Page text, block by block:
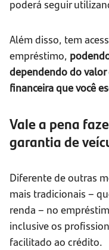
poderá seguir
Além disso, tem
empréstimo,
dependendo do
financeira que você
Vale a pena
garantia de
Diferente de outras
mais tradicionais –
renda – no
inclusive os
facilitado ao crédito.